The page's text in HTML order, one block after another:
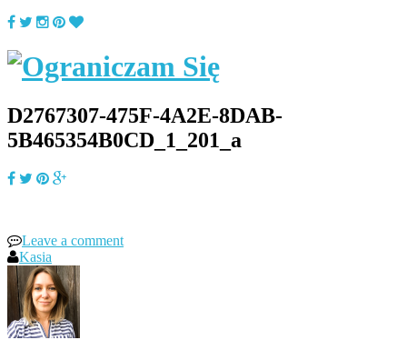
D2767307-475F-4A2E-8DAB-
5B465354B0CD_1_201_a
Leave a comment
Kasia